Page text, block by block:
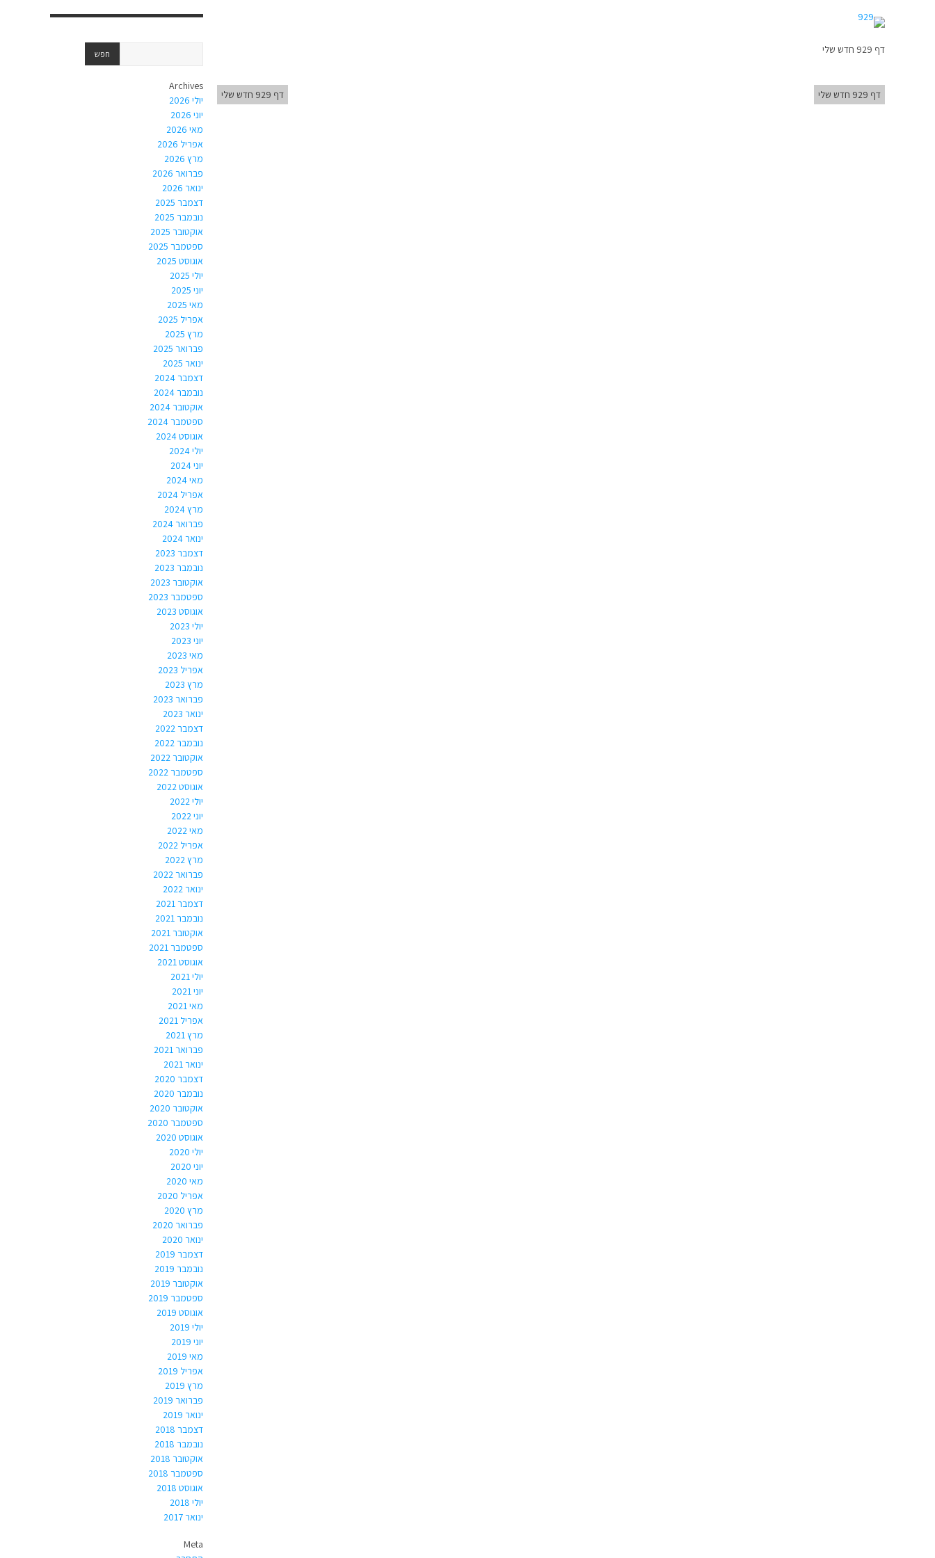
דף 929 חדש שלי
דף 929 חדש שלי דף 929 חדש שלי
Archives
יולי 2026
יוני 2026
מאי 2026
אפריל 2026
מרץ 2026
פברואר 2026
ינואר 2026
דצמבר 2025
נובמבר 2025
אוקטובר 2025
ספטמבר 2025
אוגוסט 2025
יולי 2025
יוני 2025
מאי 2025
אפריל 2025
מרץ 2025
פברואר 2025
ינואר 2025
דצמבר 2024
נובמבר 2024
אוקטובר 2024
ספטמבר 2024
אוגוסט 2024
יולי 2024
יוני 2024
מאי 2024
אפריל 2024
מרץ 2024
פברואר 2024
ינואר 2024
דצמבר 2023
נובמבר 2023
אוקטובר 2023
ספטמבר 2023
אוגוסט 2023
יולי 2023
יוני 2023
מאי 2023
אפריל 2023
מרץ 2023
פברואר 2023
ינואר 2023
דצמבר 2022
נובמבר 2022
אוקטובר 2022
ספטמבר 2022
אוגוסט 2022
יולי 2022
יוני 2022
מאי 2022
אפריל 2022
מרץ 2022
פברואר 2022
ינואר 2022
דצמבר 2021
נובמבר 2021
אוקטובר 2021
ספטמבר 2021
אוגוסט 2021
יולי 2021
יוני 2021
מאי 2021
אפריל 2021
מרץ 2021
פברואר 2021
ינואר 2021
דצמבר 2020
נובמבר 2020
אוקטובר 2020
ספטמבר 2020
אוגוסט 2020
יולי 2020
יוני 2020
מאי 2020
אפריל 2020
מרץ 2020
פברואר 2020
ינואר 2020
דצמבר 2019
נובמבר 2019
אוקטובר 2019
ספטמבר 2019
אוגוסט 2019
יולי 2019
יוני 2019
מאי 2019
אפריל 2019
מרץ 2019
פברואר 2019
ינואר 2019
דצמבר 2018
נובמבר 2018
אוקטובר 2018
ספטמבר 2018
אוגוסט 2018
יולי 2018
ינואר 2017
Meta